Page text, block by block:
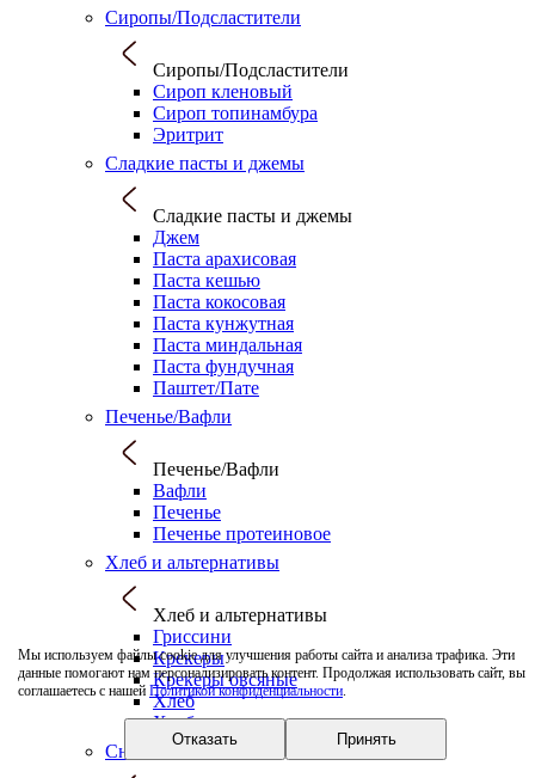
Мы используем файлы cookie для улучшения работы сайта и анализа трафика. Эти
данные помогают нам персонализировать контент. Продолжая использовать сайт, вы
соглашаетесь с нашей Политикой конфиденциальности.
Отказать Принять
Сиропы/Подсластители
Сиропы/Подсластители
Сироп кленовый
Сироп топинамбура
Эритрит
Сладкие пасты и джемы
Сладкие пасты и джемы
Джем
Паста арахисовая
Паста кешью
Паста кокосовая
Паста кунжутная
Паста миндальная
Паста фундучная
Паштет/Пате
Печенье/Вафли
Печенье/Вафли
Вафли
Печенье
Печенье протеиновое
Хлеб и альтернативы
Хлеб и альтернативы
Гриссини
Крекеры
Крекеры овсяные
Хлеб
Хлебцы
Снеки